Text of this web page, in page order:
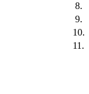
8.
9.
10.
11.